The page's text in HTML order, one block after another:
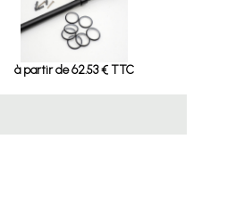
à partir de 62.53 € TTC